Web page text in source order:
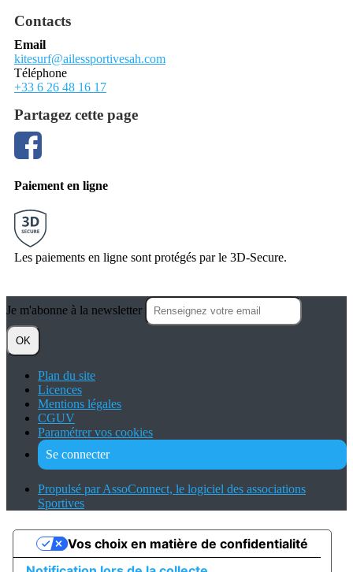
Contacts
Email
kitesurf@ailessportivesah.com
Téléphone
+33 6 26 48 16 17
Partagez cette page
Paiement en ligne
Les paiements en ligne sont protégés par le 3D-Secure.
Je m'abonne à la newsletter
OK
Plan du site
Licences
Mentions légales
CGUV
Paramétrer vos cookies
Se connecter
Propulsé par AssoConnect, le logiciel des associations
Sportives
Vos choix en matière de confidentialité